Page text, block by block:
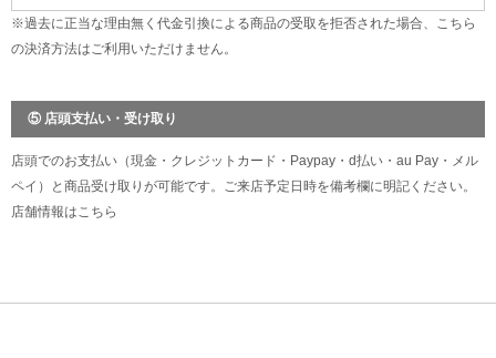
※過去に正当な理由無く代金引換による商品の受取を拒否された場合、こちら
の決済方法はご利用いただけません。
⑤ 店頭支払い・受け取り
店頭でのお支払い（現金・クレジットカード・Paypay・d払い・au Pay・メル
ペイ）と商品受け取りが可能です。ご来店予定日時を備考欄に明記ください。
店舗情報はこちら